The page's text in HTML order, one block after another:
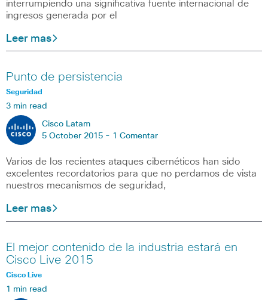
interrumpiendo una significativa fuente internacional de
ingresos generada por el
Leer mas
Punto de persistencia
Seguridad
3 min read
Cisco Latam
5 October 2015 - 1 Comentar
Varios de los recientes ataques cibernéticos han sido
excelentes recordatorios para que no perdamos de vista
nuestros mecanismos de seguridad,
Leer mas
El mejor contenido de la industria estará en
Cisco Live 2015
Cisco Live
1 min read